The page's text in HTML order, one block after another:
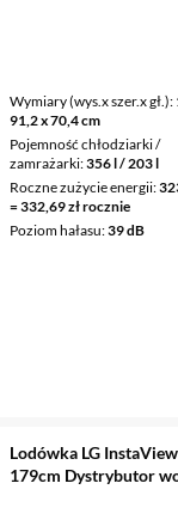
Wymiary (wys.x szer.x gł.)
91,2 x 70,4 cm
Pojemność chłodziarki /
zamrażarki 356 l / 203 l
Roczne zużycie energii
= 332,69 zł rocznie
Poziom hałasu 39 dB
Lodówka LG
179cm Dystrybutor